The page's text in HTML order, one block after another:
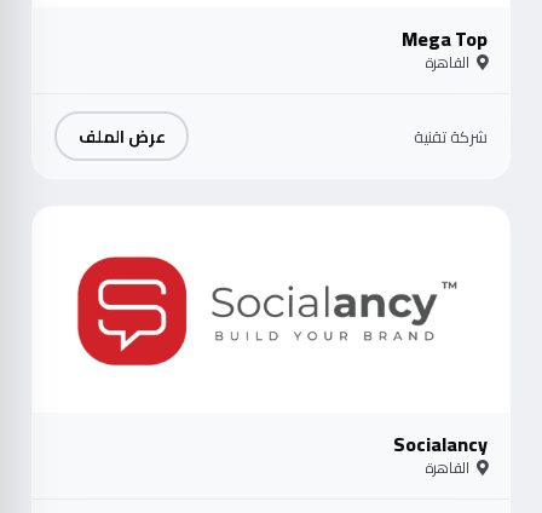
Mega Top
القاهرة
شركة تقنية عرض الملف
Socialancy
القاهرة